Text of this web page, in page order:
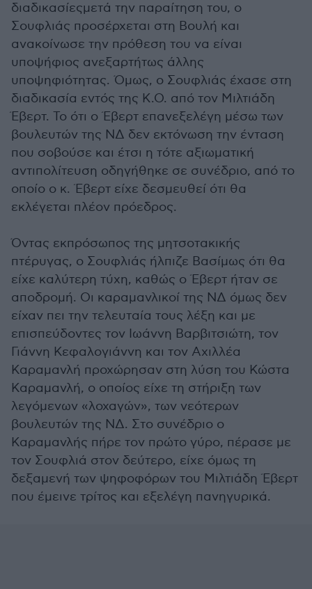
διαδικασίεςμετά την παραίτηση του, ο
Σουφλιάς προσέρχεται στη Βουλή και
ανακοίνωσε την πρόθεση του να είναι
υποψήφιος ανεξαρτήτως άλλης
υποψηφιότητας. Όμως, ο Σουφλιάς έχασε στη
διαδικασία εντός της Κ.Ο. από τον Μιλτιάδη
Έβερτ. Το ότι ο Έβερτ επανεξελέγη μέσω των
βουλευτών της ΝΔ δεν εκτόνωση την ένταση
που σοβούσε και έτσι η τότε αξιωματική
αντιπολίτευση οδηγήθηκε σε συνέδριο, από το
οποίο ο κ. Έβερτ είχε δεσμευθεί ότι θα
εκλέγεται πλέον πρόεδρος.
Όντας εκπρόσωπος της μητσοτακικής
πτέρυγας, ο Σουφλιάς ήλπιζε Βασίμως ότι θα
είχε καλύτερη τύχη, καθώς ο Έβερτ ήταν σε
αποδρομή. Οι καραμανλικοί της ΝΔ όμως δεν
είχαν πει την τελευταία τους λέξη και με
επισπεύδοντες τον Ιωάννη Βαρβιτσιώτη, τον
Γιάννη Κεφαλογιάννη και τον Αχιλλέα
Καραμανλή προχώρησαν στη λύση του Κώστα
Καραμανλή, ο οποίος είχε τη στήριξη των
λεγόμενων «λοχαγών», των νεότερων
βουλευτών της ΝΔ. Στο συνέδριο ο
Καραμανλής πήρε τον πρώτο γύρο, πέρασε με
τον Σουφλιά στον δεύτερο, είχε όμως τη
δεξαμενή των ψηφοφόρων του Μιλτιάδη Έβερτ
που έμεινε τρίτος και εξελέγη πανηγυρικά.